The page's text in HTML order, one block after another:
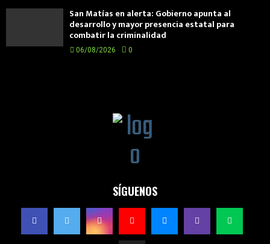
San Matías en alerta: Gobierno apunta al
desarrollo y mayor presencia estatal para
combatir la criminalidad
06/08/2026 0
SÍGUENOS